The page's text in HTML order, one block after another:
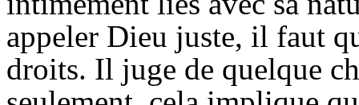
appeler Dieu juste, il faut
droits. Il juge de quelque